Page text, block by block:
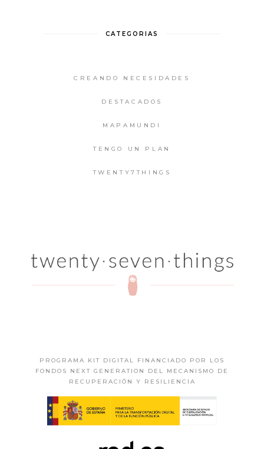
CATEGORIAS
CREANDO NECESIDADES
DESTACADOS
MAPAMUNDI
TENGO UN PLAN
TWENTY7THINGS
PROGRAMA KIT DIGITAL FINANCIADO POR LOS
FONDOS NEXT GENERATION DEL MECANISMO DE
RECUPERACIÓN Y RESILIENCIA